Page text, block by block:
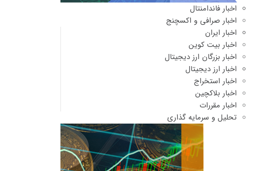
اخبار فاندامنتال
اخبار صرافی و اکسچنج
اخبار ایران
اخبار بیت کوین
اخبار بزرگان ارز دیجیتال
اخبار ارز دیجیتال
اخبار استخراج
اخبار بلاکچین
اخبار مقررات
تحلیل و سرمایه گذاری